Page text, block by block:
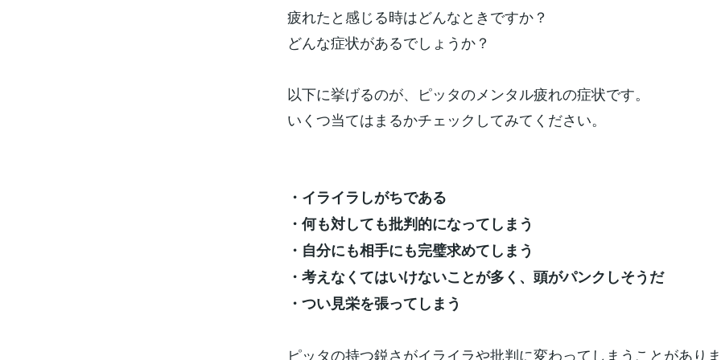
疲れたと感じる時はどんなときですか？
どんな症状があるでしょうか？
以下に挙げるのが、ピッタのメンタル疲れの症状です。
いくつ当てはまるかチェックしてみてください。
・イライラしがちである
・何も対しても批判的になってしまう
・自分にも相手にも完璧求めてしまう
・考えなくてはいけないことが多く、頭がパンクしそうだ
・つい見栄を張ってしまう
ピッタの持つ鋭さがイライラや批判に変わってしまうことがあり